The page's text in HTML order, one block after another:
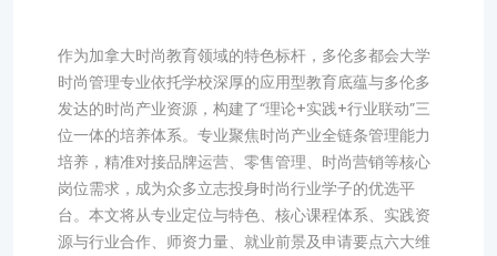
作为加拿大时尚教育领域的特色标杆，多伦多都会大学
时尚管理专业依托学校深厚的应用型教育底蕴与多伦多
发达的时尚产业资源，构建了“理论+实践+行业联动”三
位一体的培养体系。专业聚焦时尚产业全链条管理能力
培养，精准对接品牌运营、零售管理、时尚营销等核心
岗位需求，成为众多立志投身时尚行业学子的优选平
台。本文将从专业定位与特色、核心课程体系、实践资
源与行业合作、师资力量、就业前景及申请要点六大维